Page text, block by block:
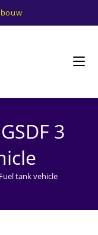
3
tank vehicle